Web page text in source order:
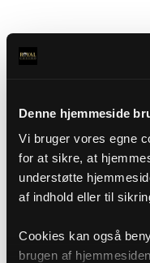
Denne hjemmeside
Vi bruger vores egne
for at sikre, at
understøtte
af indhold eller til
Cookies kan også
brugen af